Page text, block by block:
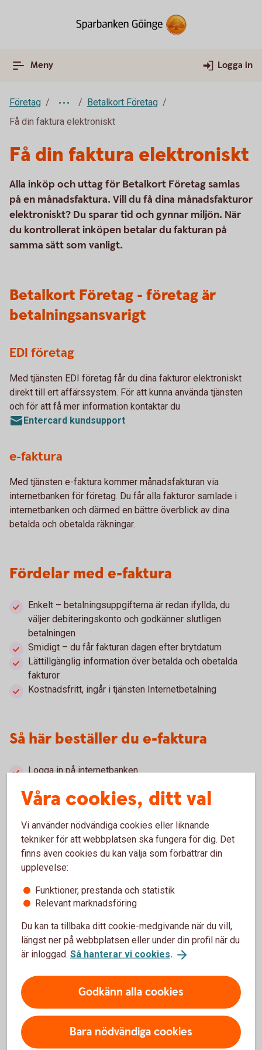
Meny Logga in
Företag
Betalkort Företag
Få din faktura elektroniskt
Få din faktura elektroniskt
Alla inköp och uttag för Betalkort Företag samlas
på en månadsfaktura. Vill du få dina månadsfakturor
elektroniskt? Du sparar tid och gynnar miljön. När
du kontrollerat inköpen betalar du fakturan på
samma sätt som vanligt.
Betalkort Företag - företag är
betalningsansvarigt
EDI företag
Med tjänsten EDI företag får du dina fakturor elektroniskt
direkt till ert affärssystem. För att kunna använda tjänsten
och för att få mer information kontaktar du
Entercard kundsupport.
e-faktura
Med tjänsten e-faktura kommer månadsfakturan via
internetbanken för företag. Du får alla fakturor samlade i
internetbanken och därmed en bättre överblick av dina
betalda och obetalda räkningar.
Fördelar med e-faktura
Enkelt – betalningsuppgifterna är redan ifyllda, du
väljer debiteringskonto och godkänner slutligen
betalningen
Smidigt – du får fakturan dagen efter brytdatum
Lättillgänglig information över betalda och obetalda
fakturor
Kostnadsfritt, ingår i tjänsten Internetbetalning
Så här beställer du e-faktura
Logga in på internetbanken
Välj e-faktura i menyn
Sök på Betalkort Företag, och välj sedan kortet
Du länkas till Entercards webbplats
Tryck på Anmäl
Betalkort Företag - privat
betalningsansvar
e-faktura
För att ansluta ett Betalkort Företag (med privat
betalningsansvar) till e-faktura, loggar du som
kortinnehavare in i din internetbank och anmäler dig där.
Våra cookies, ditt val
Vi använder nödvändiga cookies eller liknande
tekniker för att webbplatsen ska fungera för dig. Det
finns även cookies du kan välja som förbättrar din
upplevelse:
Funktioner, prestanda och statistik
Relevant marknadsföring
Du kan ta tillbaka ditt cookie-medgivande när du vill,
längst ner på webbplatsen eller under din profil när du
är inloggad. Så hanterar vi cookies.
Godkänn alla cookies
Bara nödvändiga cookies